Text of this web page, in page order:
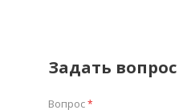
Задать вопрос
Вопрос*